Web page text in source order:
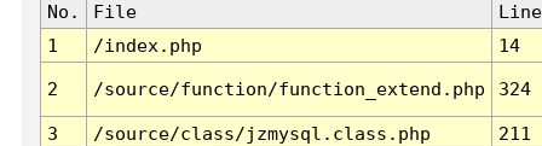
No. File
Line
1
/index.php 14
2 /source/function/function_extend.php 324
3 /source/class/jzmysql.class.php
211